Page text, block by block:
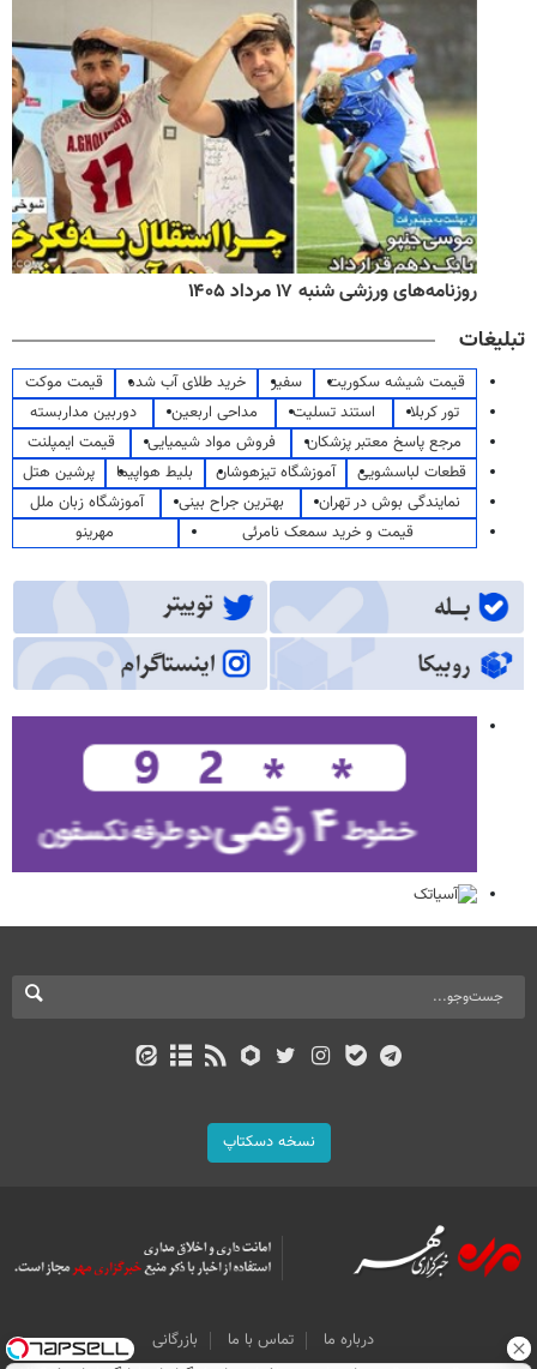
روزنامه‌های ورزشی شنبه ۱۷ مرداد ۱۴۰۵
تبلیغات
قیمت شیشه سکوریت سفیر خرید طلای آب شده
قیمت موکت
تور کربلا
استند تسلیت مداحی اربعین
دوربین مداربسته
مرجع پاسخ معتبر پزشکان
فروش مواد شیمیایی
قیمت ایمپلنت
قطعات لباسشویی
آموزشگاه تیزهوشان بلیط هواپیما
پرشین هتل
نمایندگی بوش در تهران
بهترین جراح بینی
آموزشگاه زبان ملل
قیمت و خرید سمعک نامرئی
مهرینو
نسخه دسکتاپ
درباره ما تماس با ما
بازرگانی